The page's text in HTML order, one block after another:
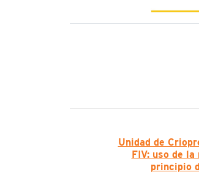
Unidad de
FIV: uso de la
principio